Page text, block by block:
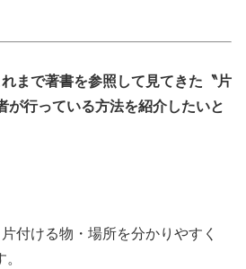
まで著書を参照して見てきた〝片
が行っている方法を紹介したいと
付ける物・場所を分かりやすく